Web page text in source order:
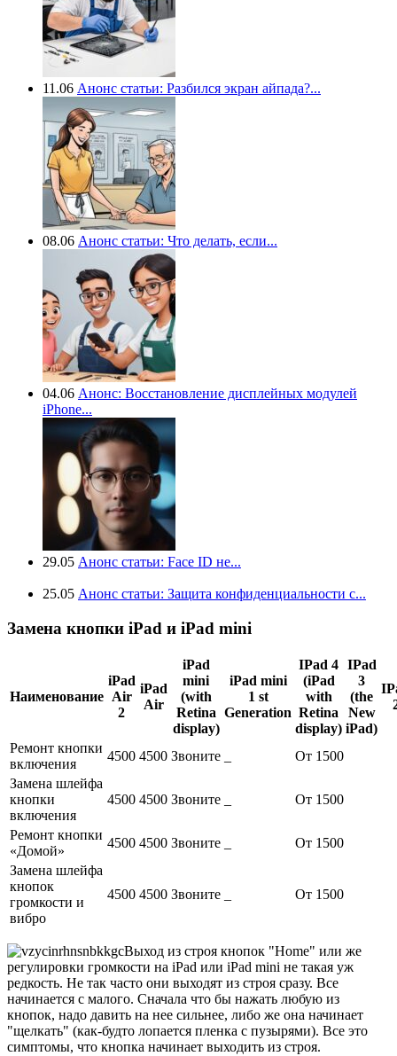
11.06 Анонс статьи: Разбился экран айпада?...
08.06 Анонс статьи: Что делать, если...
04.06 Анонс: Восстановление дисплейных модулей
iPhone...
29.05 Анонс статьи: Face ID не...
25.05 Анонс статьи: Защита конфиденциальности с...
Замена кнопки iPad и iPad mini
Наименование
iPad
Air
2
iPad
Air
iPad
mini
(with
Retina
display)
iPad mini
1 st
Generation
IPad 4
(iPad
with
Retina
display)
IPad
3
(the
New
iPad)
Ремонт кнопки
включения
4500 4500 Звоните
От 1500
Замена шлейфа
кнопки
включения
4500 4500 Звоните От 1500
Ремонт кнопки
«Домой»
4500 4500 Звоните
От 1500
Замена шлейфа
кнопок
громкости и
вибро
4500 4500 Звоните От 1500
Выход из строя кнопок "Home" или же
регулировки громкости на iPad или iPad mini не такая уж
редкость. Не так часто они выходят из строя сразу. Все
начинается с малого. Сначала что бы нажать любую из
кнопок, надо давить на нее сильнее, либо же она начинает
"щелкать" (как-будто лопается пленка с пузырями). Все это
симптомы, что кнопка начинает выходить из строя.